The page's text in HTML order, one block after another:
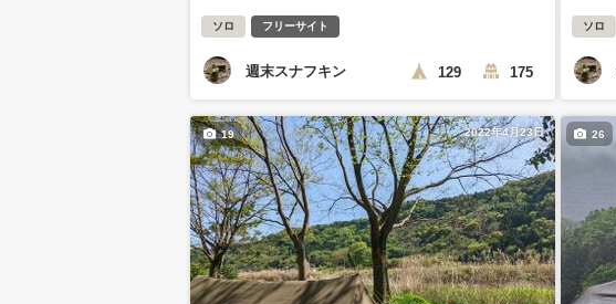
ソロ フリーサイト
週末スナフキン 129 175
ソロ
2022年4月23日
19 26